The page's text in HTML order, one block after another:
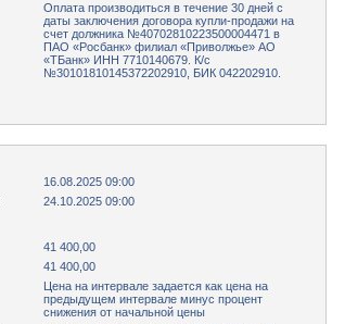
Оплата производиться в течение 30 дней с
даты заключения договора купли-продажи на
счет должника №40702810223500004471 в
ПАО «Росбанк» филиал «Приволжье» АО
«ТБанк» ИНН 7710140679. К/с
№30101810145372202910, БИК 042202910.
16.08.2025 09:00
24.10.2025 09:00
41 400,00
41 400,00
Цена на интервале задается как цена на
предыдущем интервале минус процент
снижения от начальной цены